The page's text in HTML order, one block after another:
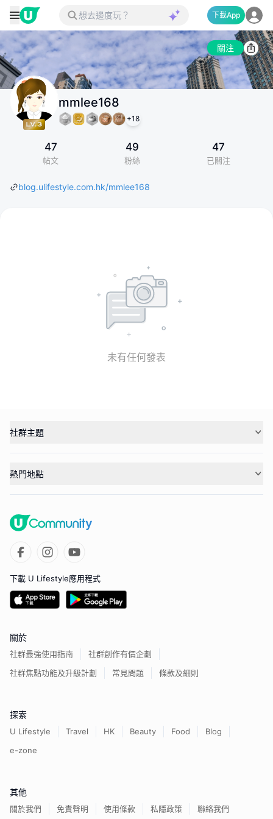
下載App
關注
mmlee168
+18
47
帖文
49
粉絲
47
已關注
blog.ulifestyle.com.hk/mmlee168
未有任何發表
社群主題
熱門地點
下載 U Lifestyle應用程式
關於
社群最強使用指南
社群創作有價企劃
社群焦點功能及升級計劃
常見問題 條款及細則
探索
U Lifestyle Travel HK Beauty Food
Blog
e-zone
其他
關於我們 免責聲明 使用條款 私隱政策 聯絡我們